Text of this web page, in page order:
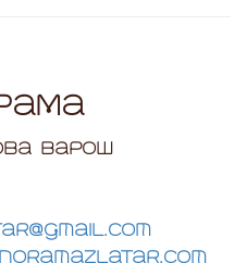
Варош